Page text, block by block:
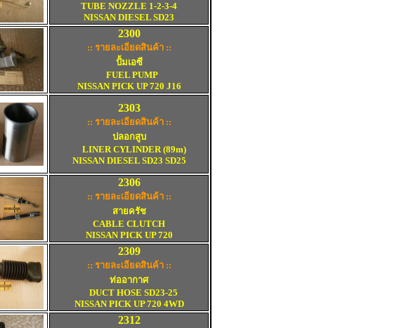
TUBE NOZZLE 1-2-3-4
NISSAN DIESEL SD23
2300
:: รายละเอียดสินค้า ::
ปั้มเอซี
FUEL PUMP
NISSAN PICK UP 720 J16
2303
:: รายละเอียดสินค้า ::
ปลอกสูบ
LINER CYLINDER (89m)
NISSAN DIESEL SD23 SD25
2306
:: รายละเอียดสินค้า ::
สายครัช
CABLE CLUTCH
NISSAN PICK UP 720
2309
:: รายละเอียดสินค้า ::
ท่ออากาศ
DUCT HOSE SD23-25
NISSAN PICK UP 720 4WD
2312